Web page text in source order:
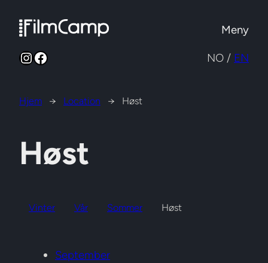
Meny
Instagram
Facebook NO / EN
Hjem → Location → Høst
Høst
Vinter Vår Sommer Høst
September